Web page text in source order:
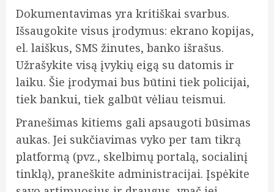
Dokumentavimas yra kritiškai svarbus.
Išsaugokite visus įrodymus: ekrano kopijas,
el. laiškus, SMS žinutes, banko išrašus.
Užrašykite visą įvykių eigą su datomis ir
laiku. Šie įrodymai bus būtini tiek policijai,
tiek bankui, tiek galbūt vėliau teismui.
Pranešimas kitiems gali apsaugoti būsimas
aukas. Jei sukčiavimas vyko per tam tikrą
platformą (pvz., skelbimų portalą, socialinį
tinklą), praneškite administracijai. Įspėkite